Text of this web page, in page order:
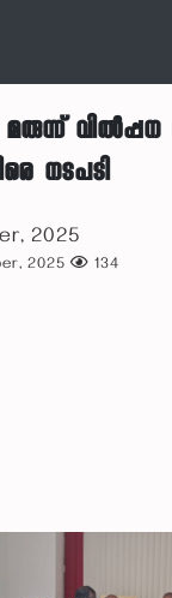
വില്‍പ്പന
നടപടി
2025
2025 134